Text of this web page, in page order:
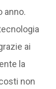
anno.
ai
la
non